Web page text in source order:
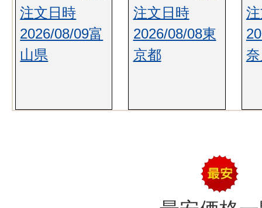
注文日時
2026/08/09富
山県
注文日時
2026/08/08東
京都